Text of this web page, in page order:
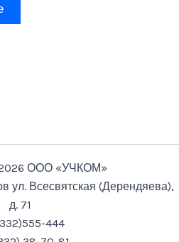
ООО «УЧКОМ»
ул. Всесвятская (Дерендяева),
д. 71
444